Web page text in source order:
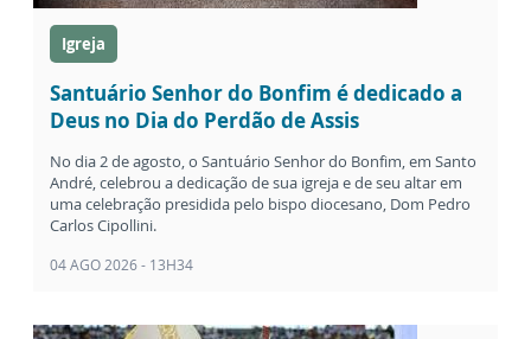
Igreja
Santuário Senhor do Bonfim é dedicado a
Deus no Dia do Perdão de Assis
No dia 2 de agosto, o Santuário Senhor do Bonfim, em Santo
André, celebrou a dedicação de sua igreja e de seu altar em
uma celebração presidida pelo bispo diocesano, Dom Pedro
Carlos Cipollini.
04 AGO 2026 - 13H34